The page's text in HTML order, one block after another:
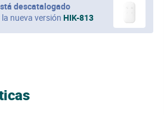
descatalogado
nueva versiónHIK-813